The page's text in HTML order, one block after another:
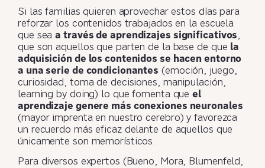
Si las familias quieren aprovechar estos días para
reforzar los contenidos trabajados en la escuela
que seaa través de aprendizajes significativos,
que son aquellos que parten de la base de que la
adquisición de los contenidos se hacen entorno
a una serie de condicionantes (emoción, juego,
curiosidad, toma de decisiones, manipulación,
learning by doing) lo que fomenta queel
aprendizaje genere más conexiones neuronales
(mayor imprenta en nuestro cerebro) y favorezca
un recuerdo más eficaz delante de aquellos que
únicamente son memorísticos.
Para diversos expertos (Bueno, Mora, Blumenfeld,